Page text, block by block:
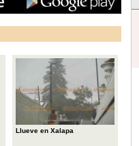
Llueve en Xalapa